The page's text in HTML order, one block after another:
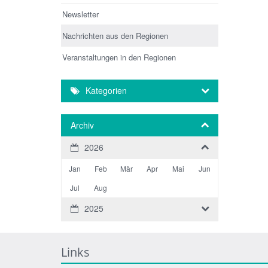
Newsletter
Nachrichten aus den Regionen
Veranstaltungen in den Regionen
Kategorien
Archiv
2026
Jan Feb Mär Apr Mai
Jun
Jul
Aug
2025
Links